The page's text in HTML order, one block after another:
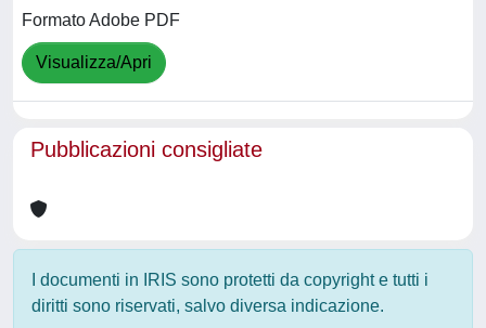
Formato Adobe PDF
Visualizza/Apri
Pubblicazioni consigliate
I documenti in IRIS sono protetti da copyright e tutti i
diritti sono riservati, salvo diversa indicazione.